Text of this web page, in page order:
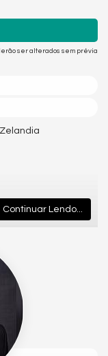
ser alterados sem prévia
Próximo ao
locação, conforme
Continuar Lendo...